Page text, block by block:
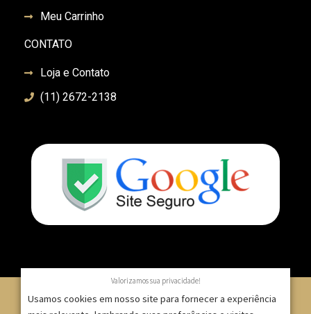
Meu Carrinho
CONTATO
Loja e Contato
(11) 2672-2138
Valorizamos sua privacidade!
Usamos cookies em nosso site para fornecer a experiência